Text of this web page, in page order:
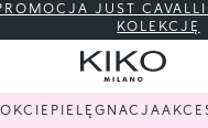
JUST
KOLEKCJĘ
PIELĘGNACJA